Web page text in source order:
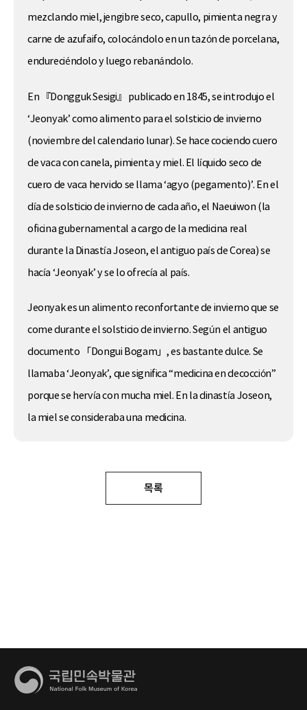
mezclando miel, jengibre seco, capullo, pimienta negra y
carne de azufaifo, colocándolo en un tazón de porcelana,
endureciéndolo y luego rebanándolo.
En 『Dongguk Sesigi』 publicado en 1845, se introdujo el
‘Jeonyak’ como alimento para el solsticio de invierno
(noviembre del calendario lunar). Se hace cociendo cuero
de vaca con canela, pimienta y miel. El líquido seco de
cuero de vaca hervido se llama ‘agyo (pegamento)’. En el
día de solsticio de invierno de cada año, el Naeuiwon (la
oficina gubernamental a cargo de la medicina real
durante la Dinastía Joseon, el antiguo país de Corea) se
hacía ‘Jeonyak’ y se lo ofrecía al país.
Jeonyak es un alimento reconfortante de invierno que se
come durante el solsticio de invierno. Según el antiguo
documento 「Dongui Bogam」, es bastante dulce. Se
llamaba ‘Jeonyak’, que significa “medicina en decocción”
porque se hervía con mucha miel. En la dinastía Joseon,
la miel se consideraba una medicina.
목록